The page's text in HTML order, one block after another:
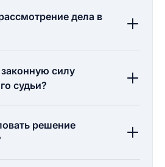
дела в
законную силу
судьи?
решение